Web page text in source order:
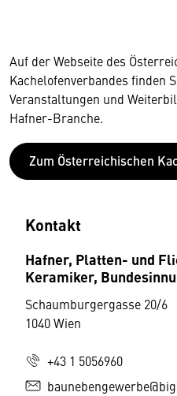
Auf der Webseite des
Kachelofenverbandes finden
Veranstaltungen und
Hafner-Branche.
Zum Österreichischen
Kontakt
Hafner, Platten- und
Keramiker,
Schaumburgergasse 20/6
1040 Wien
+43 1 5056960